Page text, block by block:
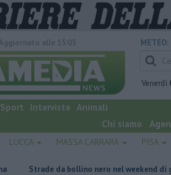
METEO:
Venerdì
Sport Interviste Animali
Chi siamo
LUCCA MASSA CARRARA PISA
Strade da bollino nero nel weekend di grande